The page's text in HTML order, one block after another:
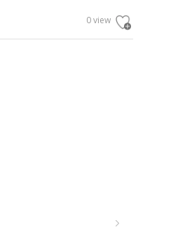
0 view